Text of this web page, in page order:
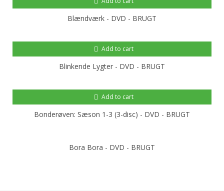
Blændværk - DVD - BRUGT
Add to cart
Blinkende Lygter - DVD - BRUGT
Add to cart
Bonderøven: Sæson 1-3 (3-disc) - DVD - BRUGT
Bora Bora - DVD - BRUGT